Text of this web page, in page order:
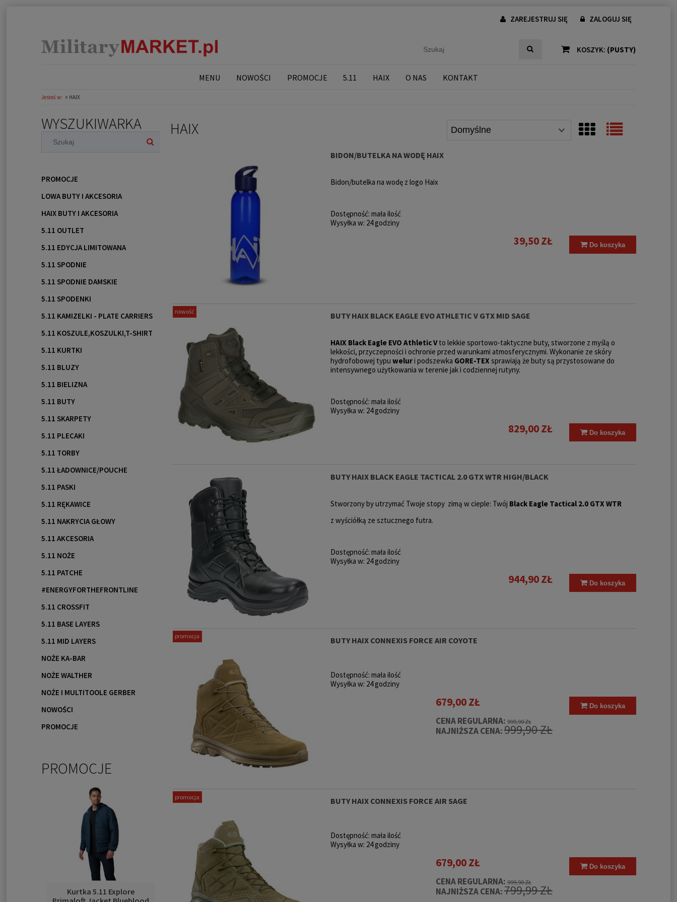
ZAREJESTRUJ SIĘ ZALOGUJ SIĘ
KOSZYK: (PUSTY)
MENU NOWOŚCI PROMOCJE 5.11 HAIX O NAS KONTAKT
Jesteś w: » HAIX
WYSZUKIWARKA
PROMOCJE
LOWA BUTY I AKCESORIA
HAIX BUTY I AKCESORIA
5.11 OUTLET
5.11 EDYCJA LIMITOWANA
5.11 SPODNIE
5.11 SPODNIE DAMSKIE
5.11 SPODENKI
5.11 KAMIZELKI - PLATE CARRIERS
5.11 KOSZULE,KOSZULKI,T-SHIRT
5.11 KURTKI
5.11 BLUZY
5.11 BIELIZNA
5.11 BUTY
5.11 SKARPETY
5.11 PLECAKI
5.11 TORBY
5.11 ŁADOWNICE/POUCHE
5.11 PASKI
5.11 RĘKAWICE
5.11 NAKRYCIA GŁOWY
5.11 AKCESORIA
5.11 NOŻE
5.11 PATCHE
#ENERGYFORTHEFRONTLINE
5.11 CROSSFIT
5.11 BASE LAYERS
5.11 MID LAYERS
NOŻE KA-BAR
NOŻE WALTHER
NOŻE I MULTITOOLE GERBER
NOWOŚCI
PROMOCJE
PROMOCJE
Kurtka 5.11 Explore
Ładownica 5.11 Flex Radio
Spodnie 5.11 Taclite Pro
Koszula 5.11 Tactical L/S
HAIX
BIDON/BUTELKA NA WODĘ HAIX
Bidon/butelka na wodę z logo Haix
Dostępność: mała ilość
Wysyłka w: 24 godziny
39,50 ZŁ Do koszyka
BUTY HAIX BLACK EAGLE EVO ATHLETIC V GTX MID SAGE
HAIX Black Eagle EVO Athletic Vto lekkie sportowo-taktyczne buty, stworzone z myślą o
lekkości, przyczepności i ochronie przed warunkami atmosferycznymi. Wykonanie ze skóry
hydrofobowej typu weluri podszewka GORE-TEX sprawiają że buty są przystosowane do
intensywnego użytkowania w terenie jak i codziennej rutyny.
Dostępność: mała ilość
Wysyłka w: 24 godziny
829,00 ZŁ Do koszyka
nowość
BUTY HAIX BLACK EAGLE TACTICAL 2.0 GTX WTR HIGH/BLACK
Stworzony by utrzymać Twoje stopy zimą w cieple: Twój Black Eagle Tactical 2.0 GTX WTR
z wyściółką ze sztucznego futra.
Dostępność: mała ilość
Wysyłka w: 24 godziny
944,90 ZŁ Do koszyka
BUTY HAIX CONNEXIS FORCE AIR COYOTE
Dostępność: mała ilość
Wysyłka w: 24 godziny
679,00 ZŁ
CENA REGULARNA:999,90 ZŁ
NAJNIŻSZA CENA:999,90 ZŁ
Do koszyka
promocja
BUTY HAIX CONNEXIS FORCE AIR SAGE
Dostępność: mała ilość
Wysyłka w: 24 godziny
679,00 ZŁ
CENA REGULARNA:999,90 ZŁ
NAJNIŻSZA CENA:799,99 ZŁ
Do koszyka
promocja